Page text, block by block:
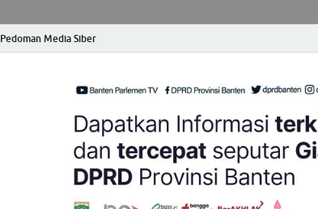
Pedoman Media Siber
Teropong Banten